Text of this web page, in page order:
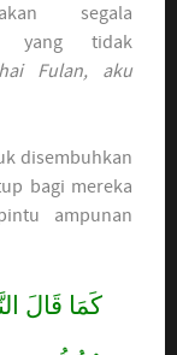
segala
yang tidak
Fulan, aku
disembuhkan
bagi mereka
ampunan
كَمَا قَالَ